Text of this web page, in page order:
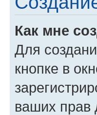
Как мне
Для
кнопке в
ваших прав